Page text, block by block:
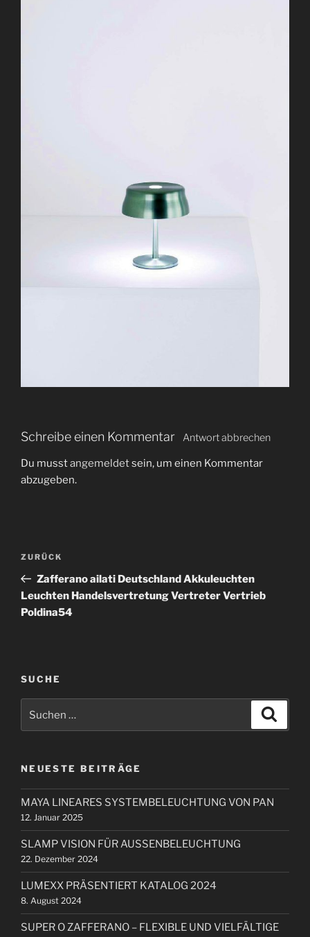
Schreibe einen Kommentar Antwort abbrechen
Du musstangemeldetsein, um einen Kommentar
abzugeben.
i
t
s
n
i
a
t
i
o
n
V
o
r
h
g
t
r
a
g
ZURÜCK
Zafferano ailati Deutschland Akkuleuchten
Leuchten Handelsvertretung Vertreter Vertrieb
Poldina54
SUCHE
e
n
n
a
c
h
:
c
NEUESTE BEITRÄGE
MAYA LINEARES SYSTEMBELEUCHTUNG VON PAN
12. Januar 2025
SLAMP VISION FÜR AUSSENBELEUCHTUNG
22. Dezember 2024
LUMEXX PRÄSENTIERT KATALOG 2024
8. August 2024
SUPER O ZAFFERANO – FLEXIBLE UND VIELFÄLTIGE